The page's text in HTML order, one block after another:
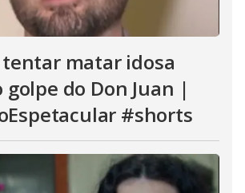
tentar matar idosa
golpe do Don Juan |
#shorts